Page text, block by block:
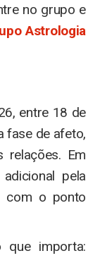
no grupo e
Astrologia
entre 18 de
fase de afeto,
relações. Em
pela
com o ponto
importa: